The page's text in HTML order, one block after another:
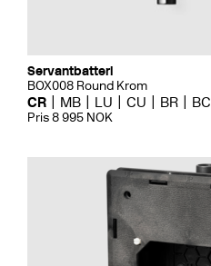
Servantbatteri
BOX008 Round Krom
CR MB LU CU BR BC
Pris 8 995 NOK